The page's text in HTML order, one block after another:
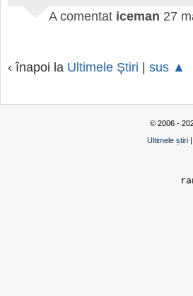
A comentat iceman 27
‹ înapoi la Ultimele Ştiri | sus ▲
© 2006 -
Ultimele știri |